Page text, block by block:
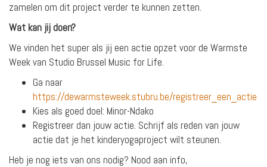
zamelen om dit project verder te kunnen zetten.
Wat kan jij doen?
We vinden het super als jij een actie opzet voor de Warmste
Week van Studio Brussel Music for Life.
Ga naar
https://dewarmsteweek.stubru.be/registreer_een_actie
Kies als goed doel: Minor-Ndako
Registreer dan jouw actie. Schrijf als reden van jouw
actie dat je het kinderyogaproject wilt steunen.
Heb je nog iets van ons nodig? Nood aan info,